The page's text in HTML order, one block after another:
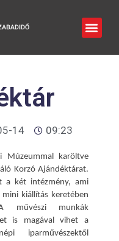
14 09:23
Múzeummal karöltve
Korzó Ajándéktárat.
a két intézmény, ami
kiállítás keretében
művészi munkák
is magával vihet a
iparművészektől